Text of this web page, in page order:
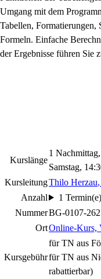
Umgang mit dem
Tabellen, Formatierungen,
Formeln. Einfache
der Ergebnisse führen Sie
Kurslänge
1
Samstag,
KursleitungThilo Herzau
Anzahl
1 Termin(e)
NummerBG-0107-262
OrtOnline-Kurs,
Kursgebühr
für TN aus
für TN aus
rabattierbar)